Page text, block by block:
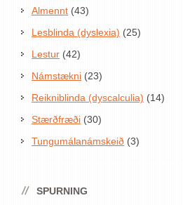
Almennt (43)
Lesblinda (dyslexia) (25)
Lestur (42)
Námstækni (23)
Reikniblinda (dyscalculia) (14)
Stærðfræði (30)
Tungumálanámskeið (3)
SPURNING